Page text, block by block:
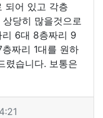
되어 있고 각층
당히 많을것으로
6대 8층짜리 9
짜리 1대를 원하
렸습니다. 보통은